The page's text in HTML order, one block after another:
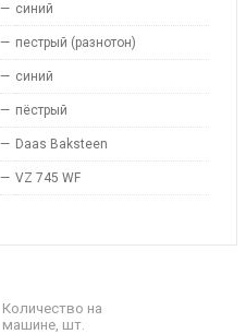
— синий
— пестрый (разнотон)
— синий
— пёстрый
— Daas Baksteen
— VZ 745 WF
Количество на
машине, шт.